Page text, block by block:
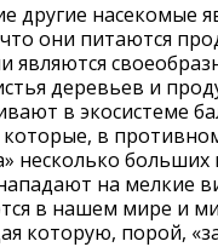
другие насекомые
они питаются
являются
деревьев и
в экосистеме
которые, в
несколько
на мелкие
в нашем мире и
которую, порой,